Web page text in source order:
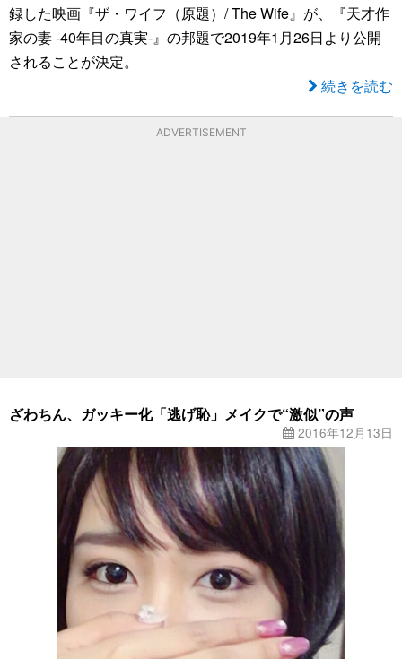
録した映画『ザ・ワイフ（原題）/ The Wife』が、『天才作
家の妻 -40年目の真実-』の邦題で2019年1月26日より公開
されることが決定。
続きを読む
ADVERTISEMENT
ざわちん、ガッキー化「逃げ恥」メイクで“激似”の声
2016年12月13日